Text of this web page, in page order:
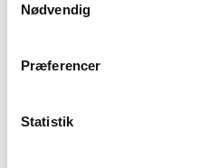
Nødvendig
Præferencer
Statistik
Smiley